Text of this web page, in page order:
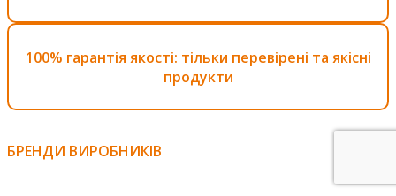
100% гарантія якості: тільки перевірені та якісні
продукти
БРЕНДИ ВИРОБНИКІВ